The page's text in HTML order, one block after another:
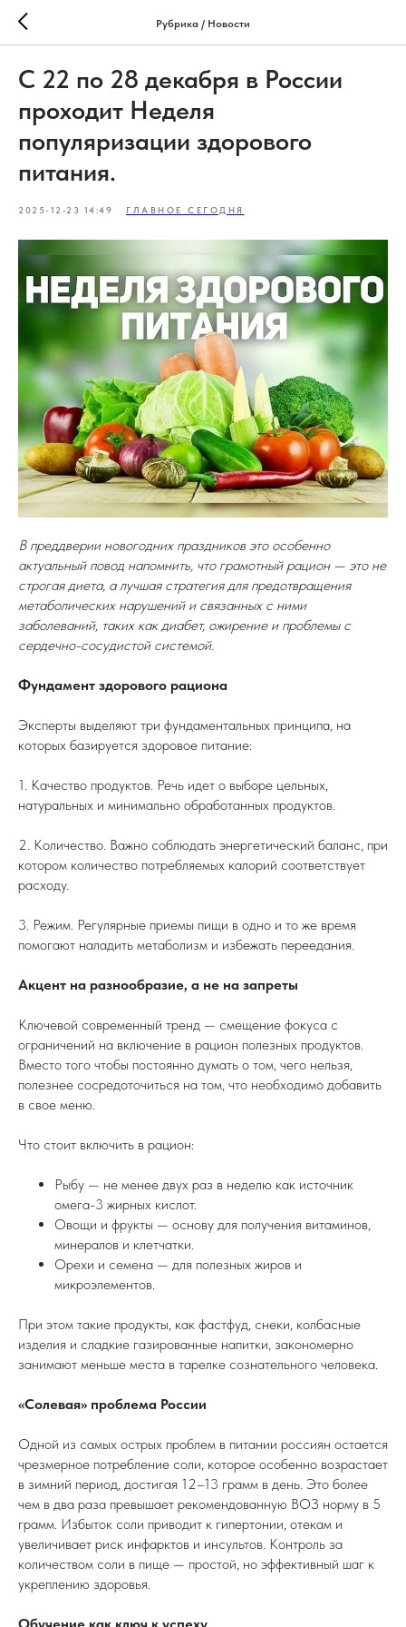
Рубрика / Новости
С 22 по 28 декабря в России
проходит Неделя
популяризации здорового
питания.
2025-12-23 14:49 ГЛАВНОЕ СЕГОДНЯ
В преддверии новогодних праздников это особенно
актуальный повод напомнить, что грамотный рацион — это не
строгая диета, а лучшая стратегия для предотвращения
метаболических нарушений и связанных с ними
заболеваний, таких как диабет, ожирение и проблемы с
сердечно-сосудистой системой.
Фундамент здорового рациона
Эксперты выделяют три фундаментальных принципа, на
которых базируется здоровое питание:
1. Качество продуктов. Речь идет о выборе цельных,
натуральных и минимально обработанных продуктов.
2. Количество. Важно соблюдать энергетический баланс, при
котором количество потребляемых калорий соответствует
расходу.
3. Режим. Регулярные приемы пищи в одно и то же время
помогают наладить метаболизм и избежать переедания.
Акцент на разнообразие, а не на запреты
Ключевой современный тренд — смещение фокуса с
ограничений на включение в рацион полезных продуктов.
Вместо того чтобы постоянно думать о том, чего нельзя,
полезнее сосредоточиться на том, что необходимо добавить
в свое меню.
Что стоит включить в рацион:
Рыбу — не менее двух раз в неделю как источник
омега-3 жирных кислот.
Овощи и фрукты — основу для получения витаминов,
минералов и клетчатки.
Орехи и семена — для полезных жиров и
микроэлементов.
При этом такие продукты, как фастфуд, снеки, колбасные
изделия и сладкие газированные напитки, закономерно
занимают меньше места в тарелке сознательного человека.
«Солевая» проблема России
Одной из самых острых проблем в питании россиян остается
чрезмерное потребление соли, которое особенно возрастает
в зимний период, достигая 12–13 грамм в день. Это более
чем в два раза превышает рекомендованную ВОЗ норму в 5
грамм. Избыток соли приводит к гипертонии, отекам и
увеличивает риск инфарктов и инсультов. Контроль за
количеством соли в пище — простой, но эффективный шаг к
укреплению здоровья.